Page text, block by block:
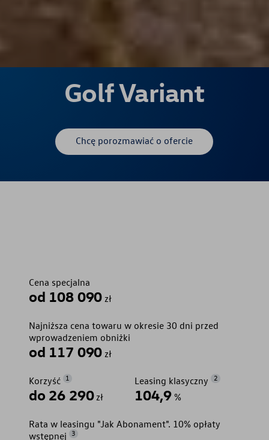
Golf Variant
Chcę porozmawiać o ofercie
Cena specjalna
od 108 090 zł
Najniższa cena towaru w okresie 30 dni przed
wprowadzeniem obniżki
od 117 090 zł
Korzyść 1
do 26 290 zł
Leasing klasyczny 2
104,9 %
Rata w leasingu "Jak Abonament". 10% opłaty
wstępnej
3